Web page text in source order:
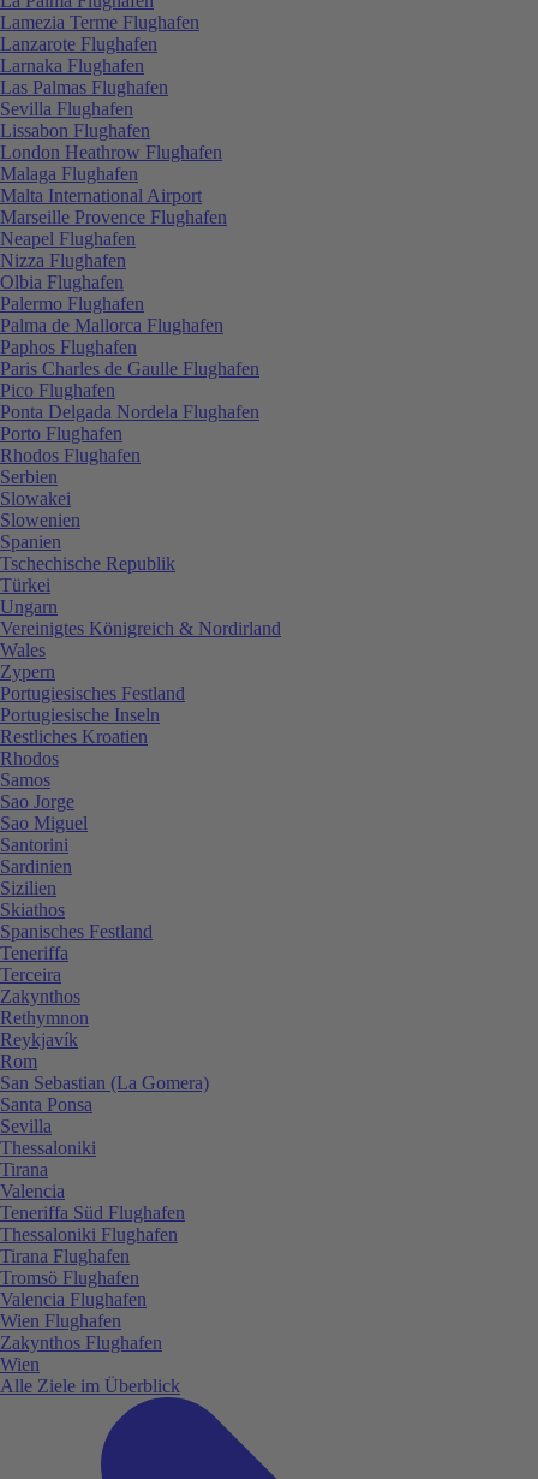
Lamezia Terme Flughafen
Lanzarote Flughafen
Larnaka Flughafen
Las Palmas Flughafen
Sevilla Flughafen
Lissabon Flughafen
London Heathrow Flughafen
Malaga Flughafen
Malta International Airport
Marseille Provence Flughafen
Neapel Flughafen
Nizza Flughafen
Olbia Flughafen
Palermo Flughafen
Palma de Mallorca Flughafen
Paphos Flughafen
Paris Charles de Gaulle Flughafen
Pico Flughafen
Ponta Delgada Nordela Flughafen
Porto Flughafen
Rhodos Flughafen
Serbien
Slowakei
Slowenien
Spanien
Tschechische Republik
Türkei
Ungarn
Vereinigtes Königreich & Nordirland
Wales
Zypern
Portugiesisches Festland
Portugiesische Inseln
Restliches Kroatien
Rhodos
Samos
Sao Jorge
Sao Miguel
Santorini
Sardinien
Sizilien
Skiathos
Spanisches Festland
Teneriffa
Terceira
Zakynthos
Rethymnon
Reykjavík
Rom
San Sebastian (La Gomera)
Santa Ponsa
Sevilla
Thessaloniki
Tirana
Valencia
Teneriffa Süd Flughafen
Thessaloniki Flughafen
Tirana Flughafen
Tromsö Flughafen
Valencia Flughafen
Wien Flughafen
Zakynthos Flughafen
Wien
Alle Ziele im Überblick